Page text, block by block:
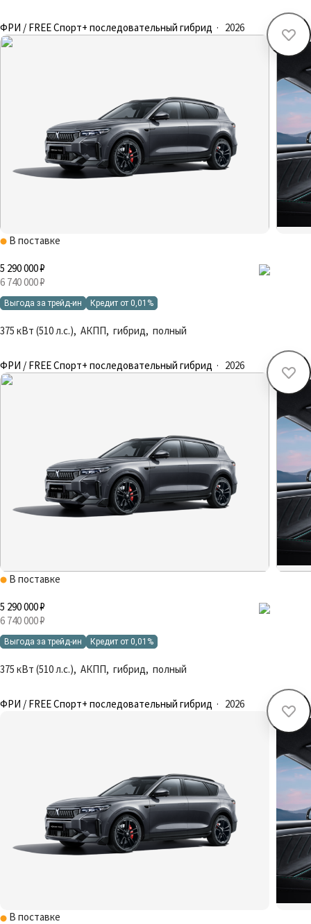
ФРИ / FREE Спорт+ последовательный гибрид · 2026
В поставке
5 290 000 ₽
6 740 000 ₽
Выгода за трейд-ин Кредит от 0,01%
375 кВт (510 л.с.), АКПП, гибрид, полный
ФРИ / FREE Спорт+ последовательный гибрид · 2026
В поставке
5 290 000 ₽
6 740 000 ₽
Выгода за трейд-ин Кредит от 0,01%
375 кВт (510 л.с.), АКПП, гибрид, полный
ФРИ / FREE Спорт+ последовательный гибрид · 2026
В поставке